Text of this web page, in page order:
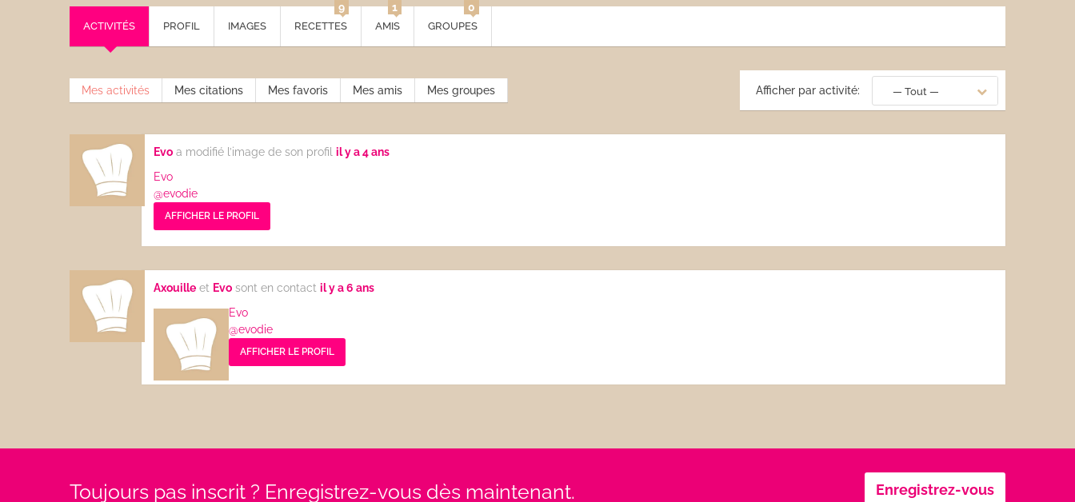
ACTIVITÉS PROFIL IMAGES RECETTES
9
AMIS
1
GROUPES
0
Mes activités Mes citations Mes favoris Mes amis Mes groupes Afficher par activité: — Tout —
Evo a modifié l’image de son profil il y a 4 ans
Evo
@evodie
AFFICHER LE PROFIL
Axouille et Evo sont en contact il y a 6 ans
Evo
@evodie
AFFICHER LE PROFIL
Enregistrez-vous
Toujours pas inscrit ? Enregistrez-vous dès maintenant.